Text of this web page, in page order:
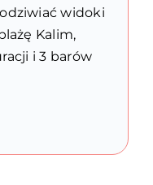
widoki
Kalim,
i 3 barów